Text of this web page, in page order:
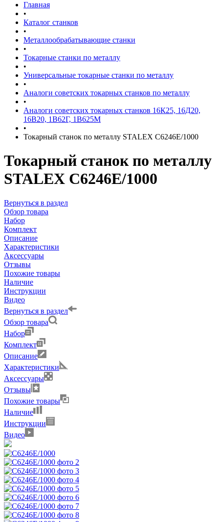
Главная
•
Каталог станков
•
Металлообрабатывающие станки
•
Токарные станки по металлу
•
Универсальные токарные станки по металлу
•
Аналоги советских токарных станков по металлу
•
Аналоги советских токарных станков 16К25, 16Д20,
16В20, 1В62Г, 1В625М
•
Токарный станок по металлу STALEX C6246E/1000
Токарный станок по металлу
STALEX C6246E/1000
Вернуться в раздел
Обзор товара
Набор
Комплект
Описание
Характеристики
Аксессуары
Отзывы
Похожие товары
Наличие
Инструкции
Видео
Вернуться в раздел
Обзор товара
Набор
Комплект
Описание
Характеристики
Аксессуары
Отзывы
Похожие товары
Наличие
Инструкции
Видео